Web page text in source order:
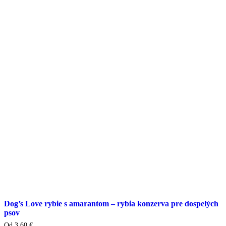
Dog’s Love rybie s amarantom – rybia konzerva pre dospelých
psov